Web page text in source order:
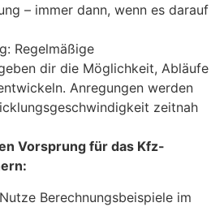
– immer dann, wenn es darauf
Regelmäßige
dir die Möglichkeit, Abläufe
Anregungen werden
zeitnah
Vorsprung für das Kfz-
Berechnungsbeispiele im